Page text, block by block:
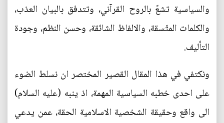
والسياسية تشعّ بالروح القرآني، وتتدفق بالبيان العذب،
والكلمات المتّسقة، والالفاظ الشائقة، وحسن النظم، وجودة
التأليف.
ونكتفي في هذا المقال القصير المختصر ان نسلط الضوء
على احدى خطبه السياسية المهمة، اذ ينبه (عليه السلام)
الى واقع وحقيقة الشخصية الاسلامية الحقة، عمن يدعي